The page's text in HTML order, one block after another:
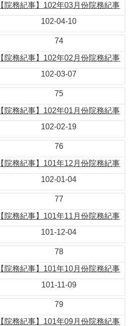
【院務紀事】102年03月份院務紀事
102-04-10
74
【院務紀事】102年02月份院務紀事
102-03-07
75
【院務紀事】102年01月份院務紀事
102-02-19
76
【院務紀事】101年12月份院務紀事
102-01-04
77
【院務紀事】101年11月份院務紀事
101-12-04
78
【院務紀事】101年10月份院務紀事
101-11-09
79
【院務紀事】101年09月份院務紀事